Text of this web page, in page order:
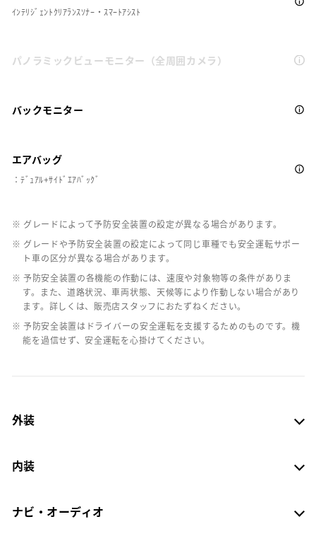
ｲﾝﾃﾘｼﾞｪﾝﾄｸﾘｱﾗﾝｽｿﾅｰ・ｽﾏｰﾄｱｼｽﾄ
パノラミックビューモニター（全周囲カメラ）
バックモニター
エアバッグ
：ﾃﾞｭｱﾙ+ｻｲﾄﾞｴｱﾊﾞｯｸﾞ
※ グレードによって予防安全装置の設定が異なる場合があります。
※ グレードや予防安全装置の設定によって同じ車種でも安全運転サポー
ト車の区分が異なる場合があります。
※ 予防安全装置の各機能の作動には、速度や対象物等の条件がありま
す。また、道路状況、車両状態、天候等により作動しない場合があり
ます。詳しくは、販売店スタッフにおたずねください。
※ 予防安全装置はドライバーの安全運転を支援するためのものです。機
能を過信せず、安全運転を心掛けてください。
外装
内装
ナビ・オーディオ